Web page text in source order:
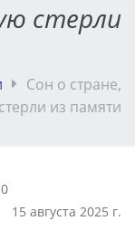
стерли
Сон о стране,
из памяти
15 августа 2025 г.